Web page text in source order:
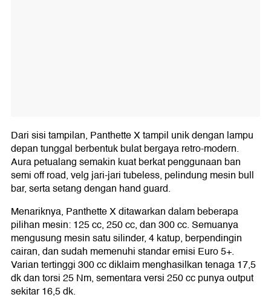
Dari sisi tampilan, Panthette X tampil unik dengan lampu
depan tunggal berbentuk bulat bergaya retro-modern.
Aura petualang semakin kuat berkat penggunaan ban
semi off road, velg jari-jari tubeless, pelindung mesin bull
bar, serta setang dengan hand guard.
Menariknya, Panthette X ditawarkan dalam beberapa
pilihan mesin: 125 cc, 250 cc, dan 300 cc. Semuanya
mengusung mesin satu silinder, 4 katup, berpendingin
cairan, dan sudah memenuhi standar emisi Euro 5+.
Varian tertinggi 300 cc diklaim menghasilkan tenaga 17,5
dk dan torsi 25 Nm, sementara versi 250 cc punya output
sekitar 16,5 dk.